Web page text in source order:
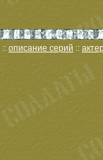
:: описание серий ::